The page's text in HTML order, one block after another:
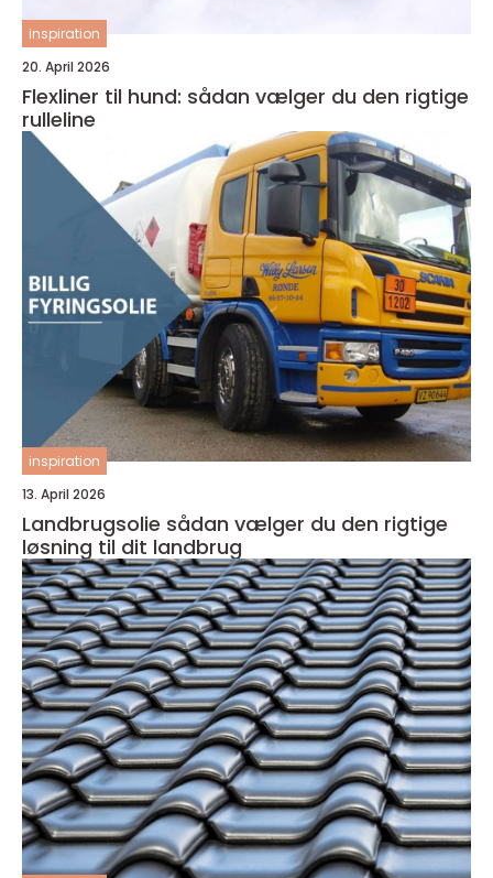
inspiration
20. April 2026
Flexliner til hund: sådan vælger du den rigtige
rulleline
inspiration
13. April 2026
Landbrugsolie sådan vælger du den rigtige
løsning til dit landbrug